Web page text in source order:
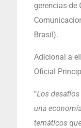
gerencias de
Brasil).
Adicional a
Oficial
“Los
una
temáticos